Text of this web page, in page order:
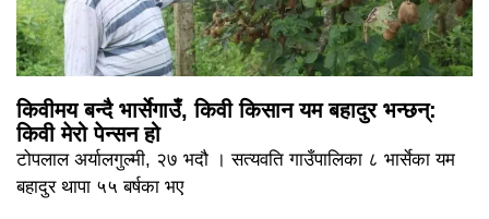
किवीमय बन्दै भार्सेगाउँ, किवी किसान यम बहादुर भन्छन्:
किवी मेरो पेन्सन हो
टोपलाल अर्यालगुल्मी, २७ भदौ । सत्यवति गाउँपालिका ८ भार्सेका यम
बहादुर थापा ५५ बर्षका भए